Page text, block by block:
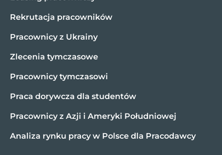
Rekrutacja pracowników
Pracownicy z Ukrainy
Zlecenia tymczasowe
Pracownicy tymczasowi
Praca dorywcza dla studentów
Pracownicy z Azji i Ameryki Południowej
Analiza rynku pracy w Polsce dla Pracodawcy